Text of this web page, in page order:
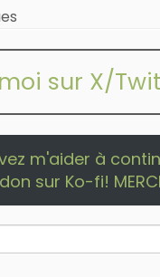
sur X/
m'aider à
don sur Ko-fi!